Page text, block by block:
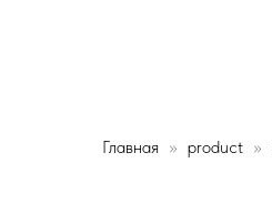
Главная product